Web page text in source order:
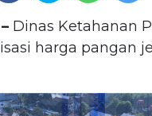
Dinas Ketahanan
harga pangan